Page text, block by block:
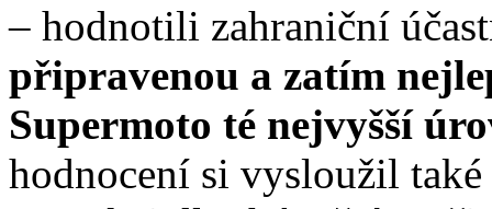
– hodnotili zahraniční
připravenou a zatím
Supermoto té nejvyšší
hodnocení si vysloužil